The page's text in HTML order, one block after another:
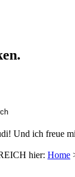
Und ich freue
hier: Home